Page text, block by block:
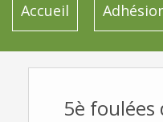
Accueil
5è foulées